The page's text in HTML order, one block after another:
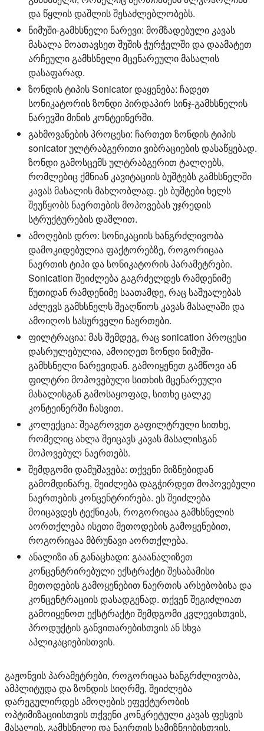
და წყლის დაშლის შესაძლებლობებს.
ნიმუში-გამხსნელი ნარევი: მომზადებული კავას
მასალა მოათავსეთ შუშის ჭურჭელში და დაამატეთ
არჩეული გამხსნელი მცენარეული მასალის
დასაფარად.
ზონდის ტიპის Sonicator დაყენება: ჩადეთ
სონიკატორის ზონდი პირდაპირ სინჯ-გამხსნელის
ნარევში მინის კონტეინერში.
გახმოვანების პროცესი: ჩართეთ ზონდის ტიპის
sonicator ულტრაბგერითი ვიბრაციების დასაწყებად.
ზონდი გამოსცემს ულტრაბგერით ტალღებს,
რომლებიც ქმნიან კავიტაციის ბუშტებს გამხსნელში
კავას მასალის მახლობლად. ეს ბუშტები ხელს
შეუწყობს ნაერთების მოპოვებას უჯრედის
სტრუქტურების დაშლით.
ამოღების დრო: სონიკაციის ხანგრძლივობა
დამოკიდებულია ფაქტორებზე, როგორიცაა
ნაერთის ტიპი და სონიკატორის პარამეტრები.
Sonication შეიძლება გაგრძელდეს რამდენიმე
წუთიდან რამდენიმე საათამდე, რაც საშუალებას
აძლევს გამხსნელს შეაღწიოს კავას მასალაში და
ამოიღოს სასურველი ნაერთები.
ფილტრაცია: მას შემდეგ, რაც sonication პროცესი
დასრულებულია, ამოიღეთ ზონდი ნიმუში-
გამხსნელი ნარევიდან. გამოიყენეთ გამწოვი ან
ფილტრი მოპოვებული სითხის მცენარეული
მასალისგან გამოსაყოფად, სითხე ცალკე
კონტეინერში ჩასვით.
კოლექცია: შეაგროვეთ გაფილტრული სითხე,
რომელიც ახლა შეიცავს კავას მასალისგან
მოპოვებულ ნაერთებს.
შემდგომი დამუშავება: თქვენი მიზნებიდან
გამომდინარე, შეიძლება დაგჭირდეთ მოპოვებული
ნაერთების კონცენტრირება. ეს შეიძლება
მოიცავდეს ტექნიკას, როგორიცაა გამხსნელის
აორთქლება ისეთი მეთოდების გამოყენებით,
როგორიცაა მბრუნავი აორთქლება.
ანალიზი ან განაცხადი: გააანალიზეთ
კონცენტრირებული ექსტრაქტი შესაბამისი
მეთოდების გამოყენებით ნაერთის არსებობისა და
კონცენტრაციის დასადგენად. თქვენ შეგიძლიათ
გამოიყენოთ ექსტრაქტი შემდგომი კვლევისთვის,
პროდუქტის განვითარებისთვის ან სხვა
აპლიკაციებისთვის.
გაჟონვის პარამეტრები, როგორიცაა ხანგრძლივობა,
ამპლიტუდა და ზონდის სიღრმე, შეიძლება
დარეგულირდეს ამოღების ეფექტურობის
ოპტიმიზაციისთვის თქვენი კონკრეტული კავას ფესვის
მასალის, გამხსნელი და ნაერთის სამიზნეებისთვის.